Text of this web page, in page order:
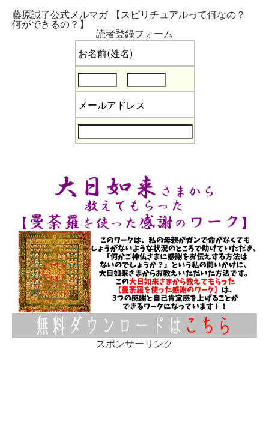
藤原誠了公式メルマガ 【スピリチュアルって何なの？
何ができるの？】
読者登録フォーム
お名前(姓名)
メールアドレス
スポンサーリンク